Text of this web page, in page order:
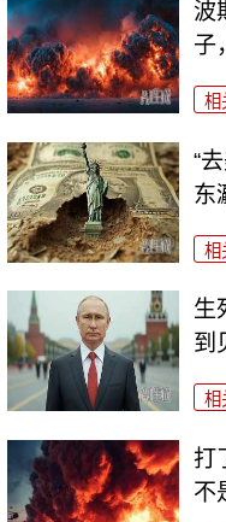
波
子
相
“
东
相
生
到
相
打
不